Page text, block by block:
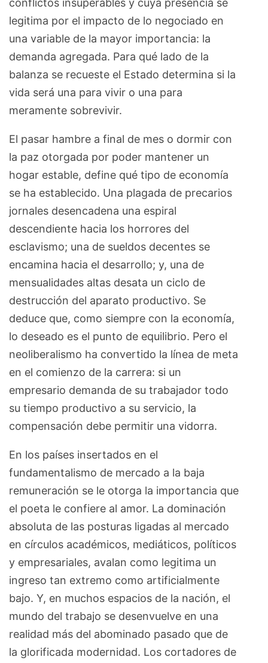
conflictos insuperables y cuya presencia se
legitima por el impacto de lo negociado en
una variable de la mayor importancia: la
demanda agregada. Para qué lado de la
balanza se recueste el Estado determina si la
vida será una para vivir o una para
meramente sobrevivir.
El pasar hambre a final de mes o dormir con
la paz otorgada por poder mantener un
hogar estable, define qué tipo de economía
se ha establecido. Una plagada de precarios
jornales desencadena una espiral
descendiente hacia los horrores del
esclavismo; una de sueldos decentes se
encamina hacia el desarrollo; y, una de
mensualidades altas desata un ciclo de
destrucción del aparato productivo. Se
deduce que, como siempre con la economía,
lo deseado es el punto de equilibrio. Pero el
neoliberalismo ha convertido la línea de meta
en el comienzo de la carrera: si un
empresario demanda de su trabajador todo
su tiempo productivo a su servicio, la
compensación debe permitir una vidorra.
En los países insertados en el
fundamentalismo de mercado a la baja
remuneración se le otorga la importancia que
el poeta le confiere al amor. La dominación
absoluta de las posturas ligadas al mercado
en círculos académicos, mediáticos, políticos
y empresariales, avalan como legitima un
ingreso tan extremo como artificialmente
bajo. Y, en muchos espacios de la nación, el
mundo del trabajo se desenvuelve en una
realidad más del abominado pasado que de
la glorificada modernidad. Los cortadores de